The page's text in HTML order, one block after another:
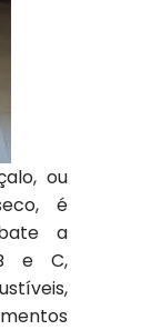
ou
é
a
e C,